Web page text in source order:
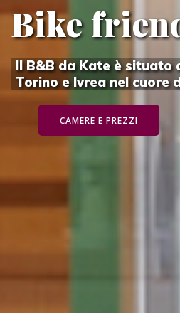
Bike
Il B&B da Kate è situato
Torino e Ivrea nel cuore
CAMERE E PREZZI